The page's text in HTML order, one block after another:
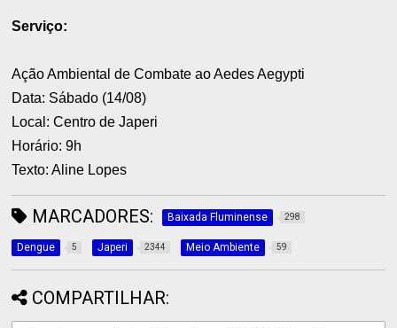
Serviço:
Ação Ambiental de Combate ao Aedes Aegypti
Data: Sábado (14/08)
Local: Centro de Japeri
Horário: 9h
Texto: Aline Lopes
MARCADORES: Baixada Fluminense 298
Dengue 5 Japeri 2344 Meio Ambiente 59
COMPARTILHAR: